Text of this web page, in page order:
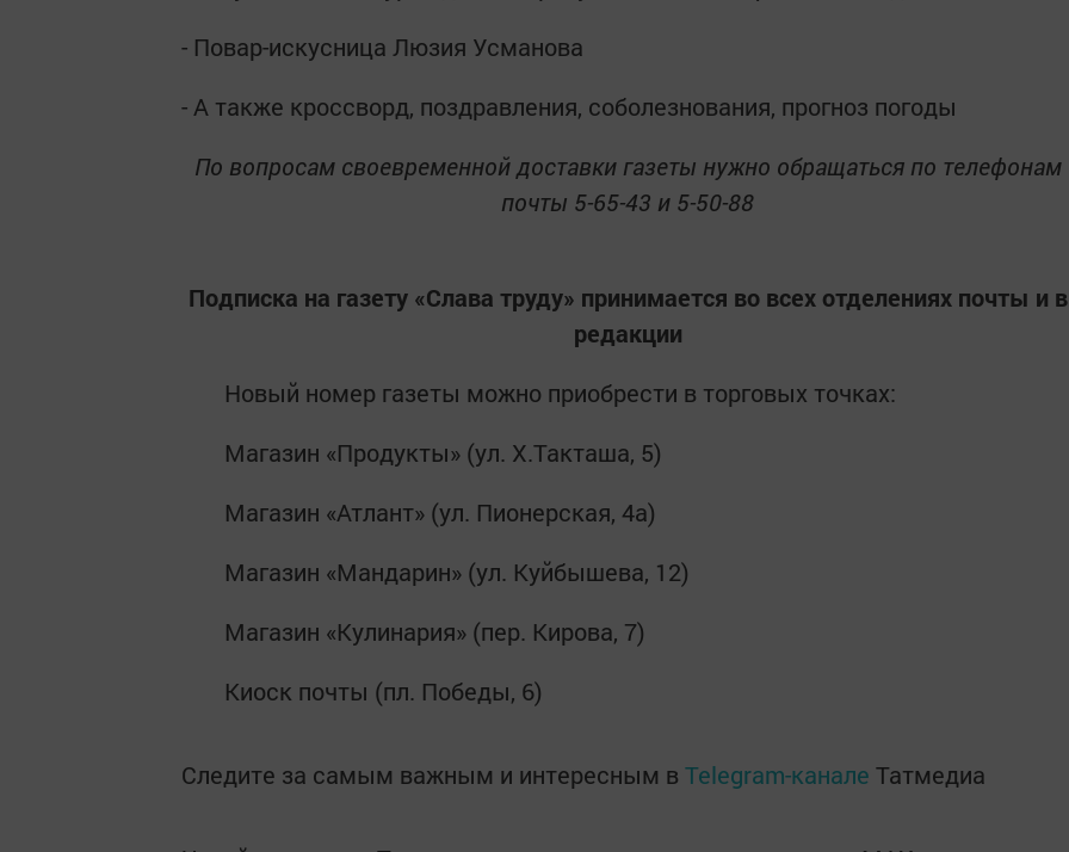
- Повар-искусница Люзия Усманова
- А также кроссворд, поздравления, соболезнования, прогноз погоды
По вопросам своевременной доставки газеты нужно обращаться по телефонам
почты 5-65-43 и 5-50-88
Подписка на газету «Слава труду» принимается во всех отделениях почты и в
редакции
Новый номер газеты можно приобрести в торговых точках:
Магазин «Продукты» (ул. Х.Такташа, 5)
Магазин «Атлант» (ул. Пионерская, 4а)
Магазин «Мандарин» (ул. Куйбышева, 12)
Магазин «Кулинария» (пер. Кирова, 7)
Киоск почты (пл. Победы, 6)
Следите за самым важным и интересным в Telegram-канале Татмедиа